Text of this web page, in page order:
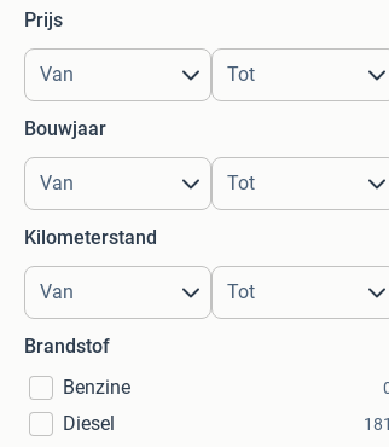
Prijs
Bouwjaar
Kilometerstand
Brandstof
Benzine
Diesel 181